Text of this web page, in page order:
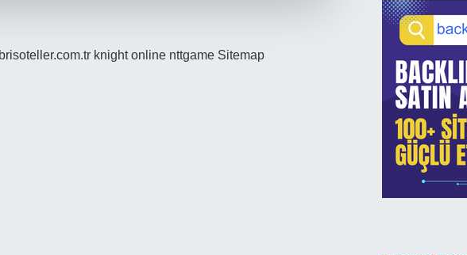
knight online nttgame Sitemap